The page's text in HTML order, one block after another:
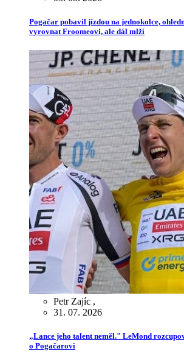
Pogačar pobavil jízdou na jednokolce,
vyrovnat Froomeovi, ale dál mlží
Petr Zajíc ,
31. 07. 2026
„Lance jeho talent neměl." LeMond
o Pogačarovi